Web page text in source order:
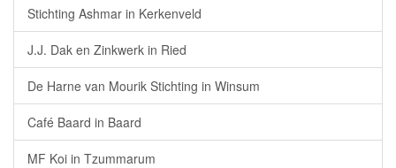
Stichting Ashmar in Kerkenveld
J.J. Dak en Zinkwerk in Ried
De Harne van Mourik Stichting in Winsum
Café Baard in Baard
MF Koi in Tzummarum